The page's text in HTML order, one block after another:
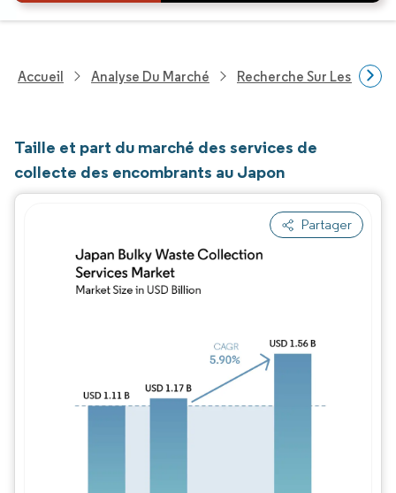
Accueil Analyse Du Marché Recherche Sur Les
Taille et part du marché des services de
collecte des encombrants au Japon
Partager